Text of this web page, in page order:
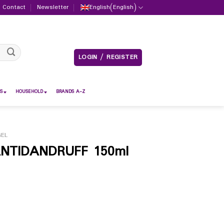
Contact Newsletter English(English)
LOGIN / REGISTER
HOUSEHOLD BRANDS A-Z
150ml